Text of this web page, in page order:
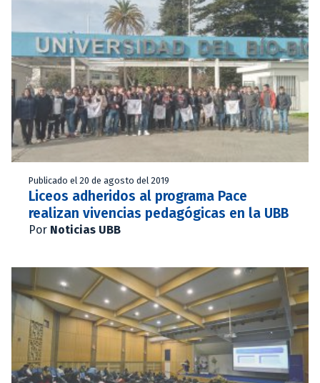
Publicado el 20 de agosto del 2019
Liceos adheridos al programa Pace
realizan vivencias pedagógicas en la UBB
Por Noticias UBB